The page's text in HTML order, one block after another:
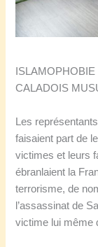
CALADOIS
Les
faisaient part de
victimes et leurs
ébranlaient la
terrorisme, de
l’assassinat de
victime lui même